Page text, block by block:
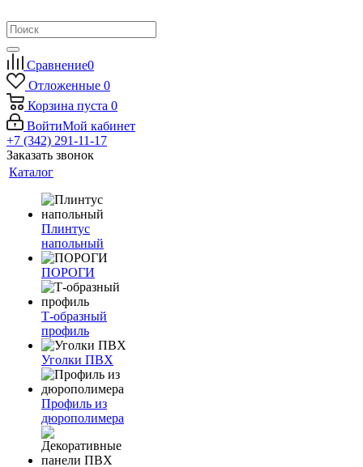
Сравнение0
Отложенные 0
Корзина пуста 0
ВойтиМой кабинет
+7 (342) 291-11-17
Заказать звонок
Каталог
Плинтус
напольный
ПОРОГИ
Т-образный
профиль
Уголки ПВХ
Профиль из
дюрополимера